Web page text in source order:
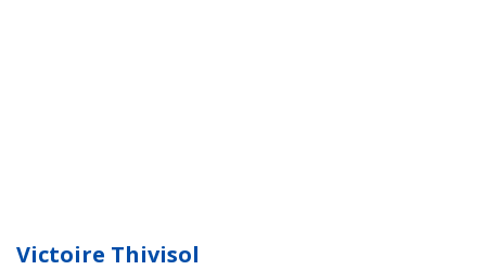
Victoire Thivisol